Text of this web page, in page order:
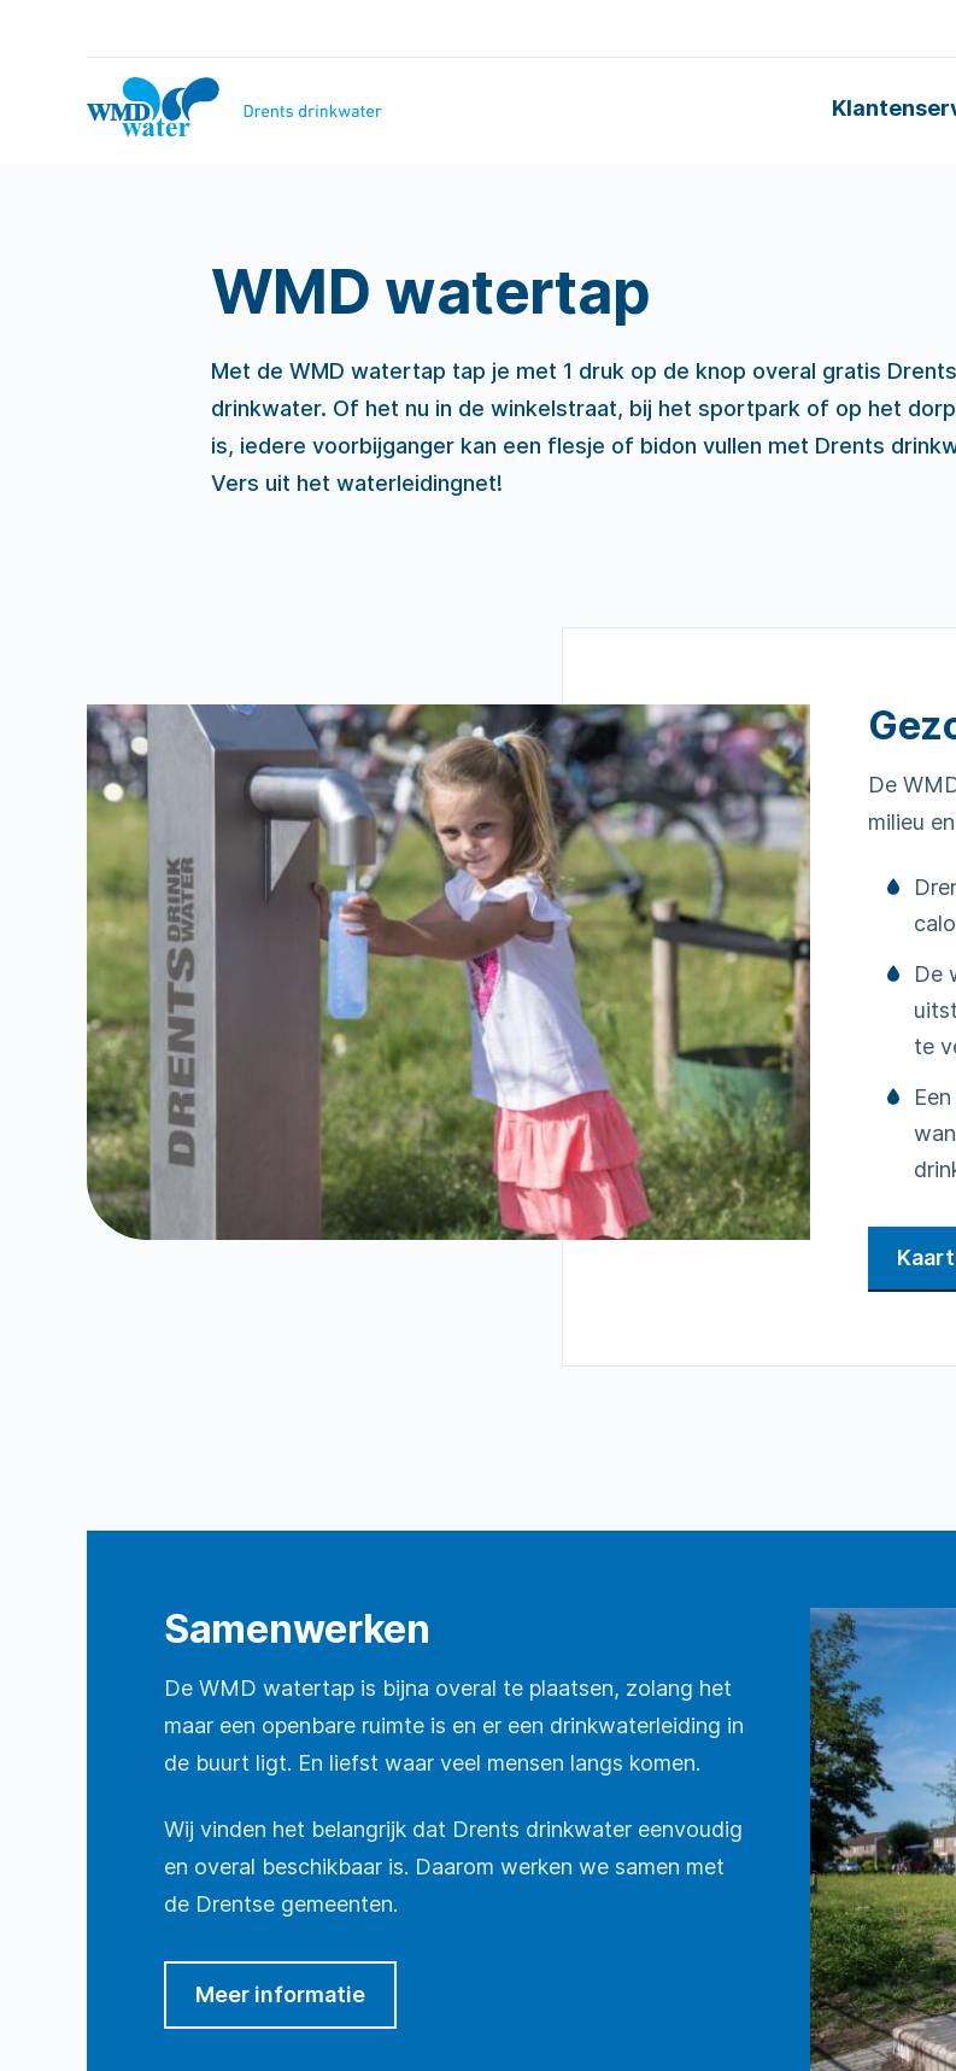
WMD
Drinkwater
WMD watertap
Met de WMD watertap tap je met 1 druk op de knop overal gratis Drents
drinkwater. Of het nu in de winkelstraat, bij het sportpark of op het
is, iedere voorbijganger kan een flesje of bidon vullen met Drents
Vers uit het waterleidingnet!
De
milieu
De
te
Samenwerken
De WMD watertap is bijna overal te plaatsen, zolang het
maar een openbare ruimte is en er een drinkwaterleiding in
de buurt ligt. En liefst waar veel mensen langs komen.
Wij vinden het belangrijk dat Drents drinkwater eenvoudig
en overal beschikbaar is. Daarom werken we samen met
de Drentse gemeenten.
Meer informatie